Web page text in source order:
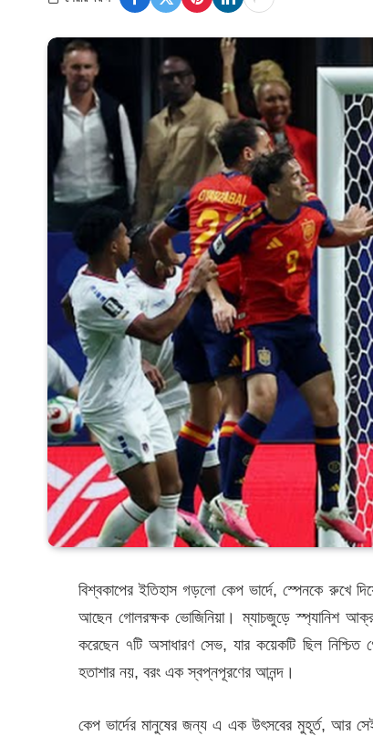
বিশ্বকাপের ইতিহাস গড়লো কেপ ভার্দে, স্পেনকে রুখে
আছেন গোলরক্ষক ভোজিনিয়া। ম্যাচজুড়ে স্প্যানিশ
করেছেন ৭টি অসাধারণ সেভ, যার কয়েকটি ছিল নিশ্চিত
হতাশার নয়, বরং এক স্বপ্নপূরণের আনন্দ।
কেপ ভার্দের মানুষের জন্য এ এক উৎসবের মুহূর্ত, আর